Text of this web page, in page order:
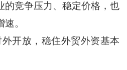
的竞争压力、稳定价格，也
。
开放，稳住外贸外资基本